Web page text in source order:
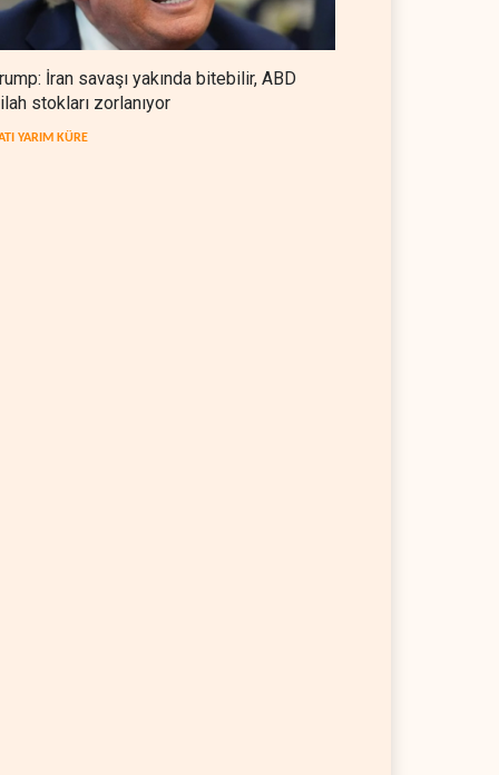
İran savaşı yakında bitebilir, ABD
stokları zorlanıyor
YARIM KÜRE